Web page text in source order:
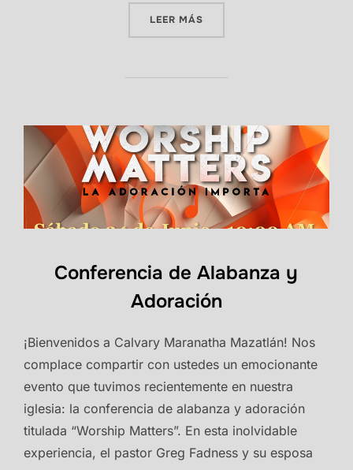
LEER MÁS
Conferencia de Alabanza y
Adoración
¡Bienvenidos a Calvary Maranatha Mazatlán! Nos
complace compartir con ustedes un emocionante
evento que tuvimos recientemente en nuestra
iglesia: la conferencia de alabanza y adoración
titulada “Worship Matters”. En esta inolvidable
experiencia, el pastor Greg Fadness y su esposa